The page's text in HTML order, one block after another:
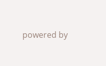
powered by